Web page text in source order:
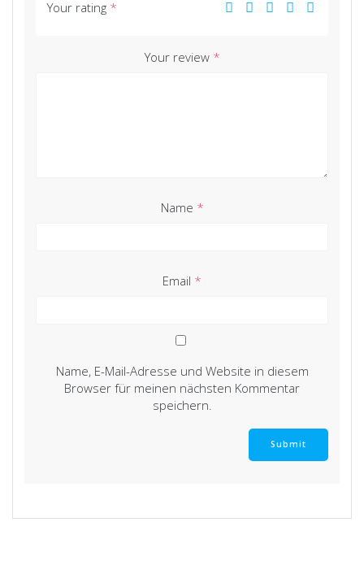
Your rating *
Your review *
Name *
Email *
Name, E-Mail-Adresse und Website in diesem
Browser für meinen nächsten Kommentar
speichern.